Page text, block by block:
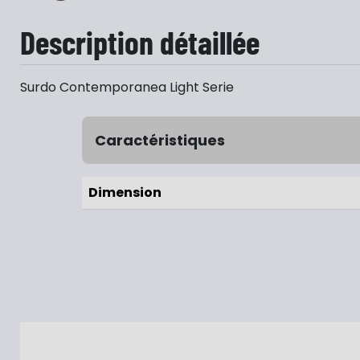
Description détaillée
Surdo Contemporanea Light Serie
Caractéristiques
Dimension